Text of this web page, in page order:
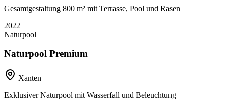
Gesamtgestaltung 800 m² mit Terrasse, Pool und Rasen
2022
Naturpool
Naturpool Premium
Xanten
Exklusiver Naturpool mit Wasserfall und Beleuchtung